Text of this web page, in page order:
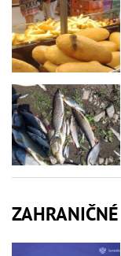
ZAHRANIČNÉ